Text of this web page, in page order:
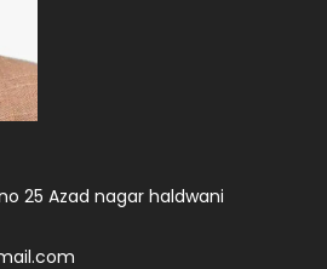
25 Azad nagar haldwani